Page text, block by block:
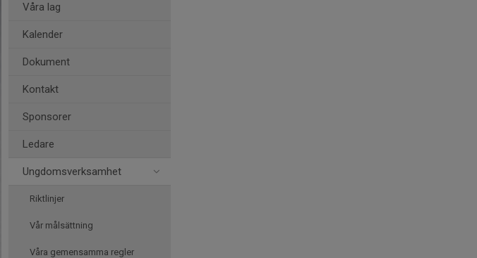
Våra lag
Kalender
Dokument
Kontakt
Sponsorer
Ledare
Ungdomsverksamhet
Riktlinjer
Vår målsättning
Våra gemensamma regler